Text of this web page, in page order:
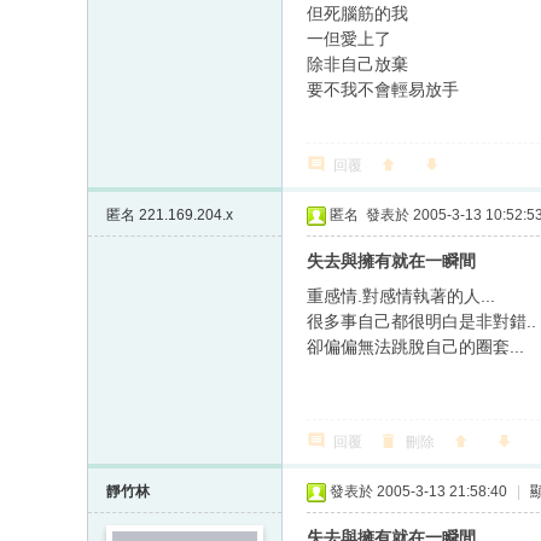
但死腦筋的我
一但愛上了
除非自己放棄
要不我不會輕易放手
回覆
匿名 221.169.204.x 匿名 發表於 2005-3-13 10:52:53
失去與擁有就在一瞬間
重感情.對感情執著的人...
很多事自己都很明白是非對錯..
卻偏偏無法跳脫自己的圈套...
回覆 刪除
靜竹林 發表於 2005-3-13 21:58:40